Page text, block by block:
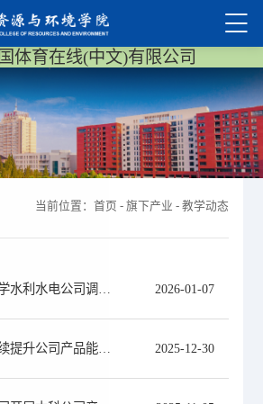
体育在线(中文)有限公司
当前位置： 首页 - 旗下产业 - 教学动态
2026-01-07
2025-12-30